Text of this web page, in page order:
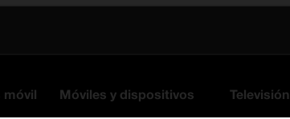
móvil Móviles y dispositivos Televisión